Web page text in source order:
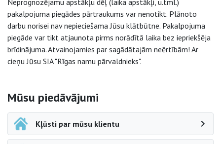
Neprognozējamu apstākļu dēļ (laika apstākļi, u.tml.)
pakalpojuma piegādes pārtraukums var nenotikt. Plānoto
darbu norisei nav nepieciešama Jūsu klātbūtne. Pakalpojuma
piegāde var tikt atjaunota pirms norādītā laika bez iepriekšēja
brīdinājuma. Atvainojamies par sagādātajām neērtībām! Ar
cieņu Jūsu SIA "Rīgas namu pārvaldnieks".
Sāna navigācija
Mūsu piedāvājumi
Kļūsti par mūsu klientu